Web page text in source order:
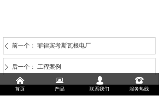
ꄴ 前一个： 菲律宾考斯瓦根电厂
ꄲ 后一个： 工程案例
낀
首页
뀵
产品
넙
联系我们
뀰
服务热线